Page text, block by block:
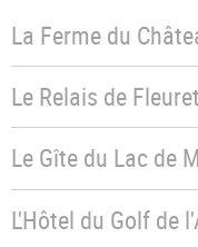
La Ferme du
Le Relais de
Le Gîte du Lac de
L'Hôtel du Golf de